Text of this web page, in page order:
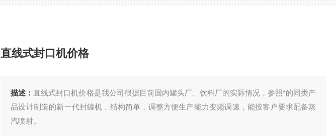
直线式封口机价格
描述： 直线式封口机价格是我公司很据目前国内罐头厂、饮料厂的实际情况，参照*的同类产
品设计制造的新一代封罐机，结构简单，调整方便生产能力变频调速，能按客户要求配备蒸
汽喷射。